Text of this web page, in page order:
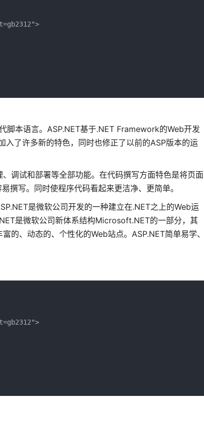
脚本语言。ASP.NET基于.NET Framework的Web开发
了许多新的特色，同时也修正了以前的ASP版本的运
调试和部署等全部功能。在代码撰写方面特色是将页面
撰写。同时使程序代码看起来更洁净、更简单。
是微软公司开发的一种建立在.NET之上的Web运
是微软公司新体系结构Microsoft.NET的一部分，其
的、动态的、个性化的Web站点。ASP.NET简单易学、